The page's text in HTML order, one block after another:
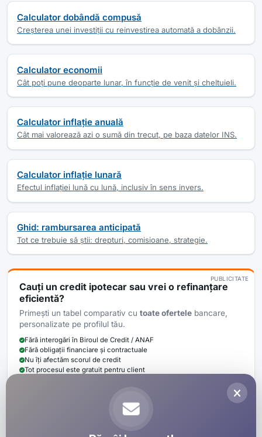
Calculator dobândă compusă
Creșterea unei investiții cu reinvestirea automată a dobânzii.
Calculator economii
Cât poți pune deoparte lunar, în funcție de venit și cheltuieli.
Calculator inflație anuală
Cât mai valorează azi o sumă din trecut, pe baza datelor INS.
Calculator inflație lunară
Efectul inflației lună cu lună, inclusiv în sens invers.
Ghid: rambursarea anticipată
Tot ce trebuie să știi: drepturi, comisioane, strategie.
PUBLICITATE
Cauți un credit ipotecar sau vrei o refinanțare
eficientă?
Primești un tabel comparativ cu toate ofertele bancare,
personalizate pe profilul tău.
Fără interogări în Biroul de Credit / ANAF
Fără obligații financiare și contractuale
Nu îți afectăm scorul de credit
Tot procesul este gratuit pentru client
pentru cauze umanitare la fiecare
Vezi detalii